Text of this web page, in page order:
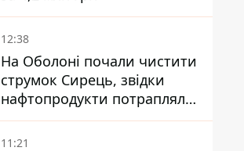
12:38
На Оболоні почали чистити
струмок Сирець, звідки
нафтопродукти потрапляли
до озер
11:21